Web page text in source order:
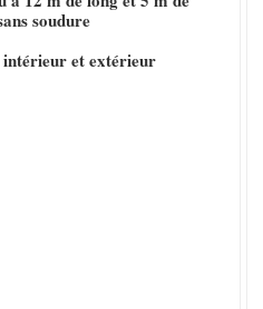
soudure
intérieur et extérieur